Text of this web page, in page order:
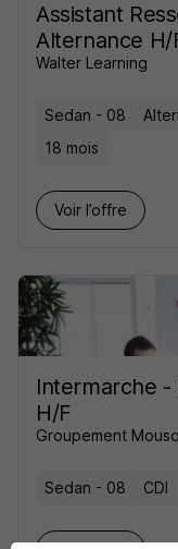
Assistant
Alternance H/
Walter Learning
Sedan - 08
18 mois
Voir l’offre
Intermarche -
H/F
Groupement
Sedan - 08 CDI